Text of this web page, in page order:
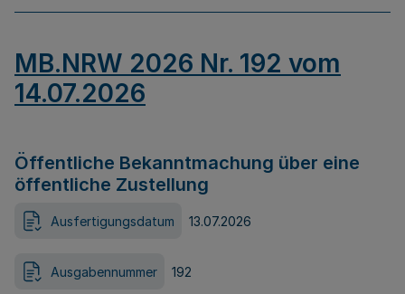
MB.NRW 2026 Nr. 192 vom
14.07.2026
Öffentliche Bekanntmachung über eine
öffentliche Zustellung
Ausfertigungsdatum 13.07.2026
Ausgabennummer 192